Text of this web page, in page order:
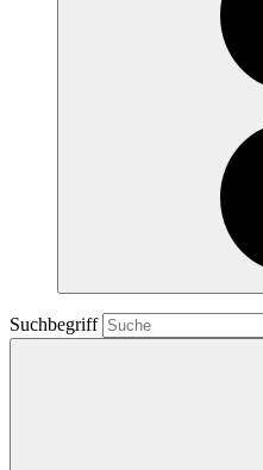
Suchbegriff